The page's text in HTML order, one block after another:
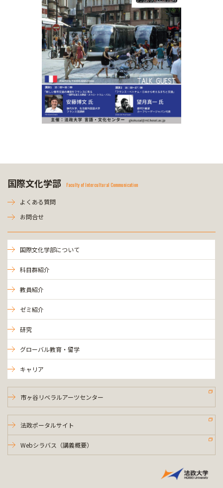
国際文化学部 Faculty of Intercultural Communication
よくある質問
お問合せ
国際文化学部について
科目群紹介
教員紹介
ゼミ紹介
研究
グローバル教育・留学
キャリア
市ヶ谷リベラルアーツセンター
法政ポータルサイト
Webシラバス（講義概要）